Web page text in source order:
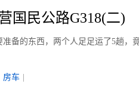
国民公路G318(二)
备的东西，两个人足足运了5趟，
房车